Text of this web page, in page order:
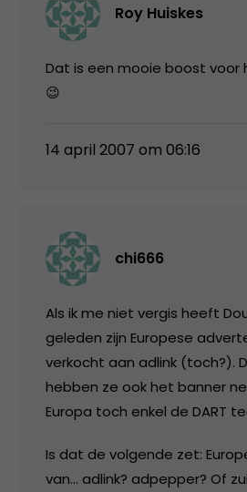
Roy Huiskes
Dat is een mooie boost voor
😉
14 april 2007 om 06:16
chi666
Als ik me niet vergis heeft
geleden zijn Europese
verkocht aan adlink (toch?).
hebben ze ook het banner
Europa toch enkel de DART
Is dat de volgende zet:
van… adlink? adpepper? Of